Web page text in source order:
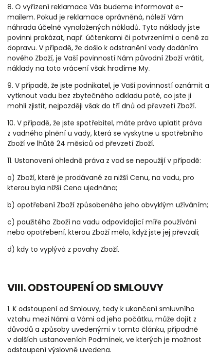
8. O vyřízení reklamace Vás budeme informovat e-
mailem. Pokud je reklamace oprávněná, náleží Vám
náhrada účelně vynaložených nákladů. Tyto náklady jste
povinni prokázat, např. účtenkami či potvrzeními o ceně za
dopravu. V případě, že došlo k odstranění vady dodáním
nového Zboží, je Vaší povinností Nám původní Zboží vrátit,
náklady na toto vrácení však hradíme My.
9. V případě, že jste podnikatel, je Vaší povinností oznámit a
vytknout vadu bez zbytečného odkladu poté, co jste ji
mohli zjistit, nejpozději však do tří dnů od převzetí Zboží.
10. V případě, že jste spotřebitel, máte právo uplatit práva
z vadného plnění u vady, která se vyskytne u spotřebního
Zboží ve lhůtě 24 měsíců od převzetí Zboží.
11. Ustanovení ohledně práva z vad se nepoužijí v případě:
a) Zboží, které je prodávané za nižší Cenu, na vadu, pro
kterou byla nižší Cena ujednána;
b) opotřebení Zboží způsobeného jeho obvyklým užíváním;
c) použitého Zboží na vadu odpovídající míře používání
nebo opotřebení, kterou Zboží mělo, když jste jej převzali;
d) kdy to vyplývá z povahy Zboží.
VIII. ODSTOUPENÍ OD SMLOUVY
1. K odstoupení od Smlouvy, tedy k ukončení smluvního
vztahu mezi Námi a Vámi od jeho počátku, může dojít z
důvodů a způsoby uvedenými v tomto článku, případně
v dalších ustanoveních Podmínek, ve kterých je možnost
odstoupení výslovně uvedena.